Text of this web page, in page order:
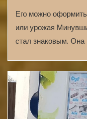
Его можно
или урожая
стал знаковым.